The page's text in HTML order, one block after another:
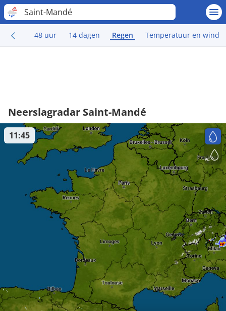
Saint-Mandé
48 uur 14 dagen Regen Temperatuur en wind
Neerslagradar Saint-Mandé
11:45